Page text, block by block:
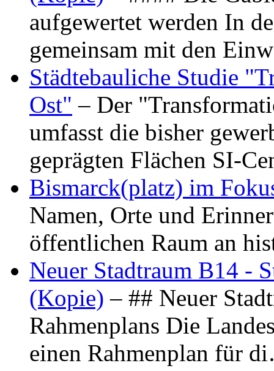
aufgewertet werden In
gemeinsam mit den
Städtebauliche Studie
Ost" – Der
umfasst die bisher
geprägten Flächen SI-
Bismarck(platz) im
Namen, Orte und
öffentlichen Raum an
Neuer Stadtraum B14 -
(Kopie) – ## Neuer
Rahmenplans Die
einen Rahmenplan für